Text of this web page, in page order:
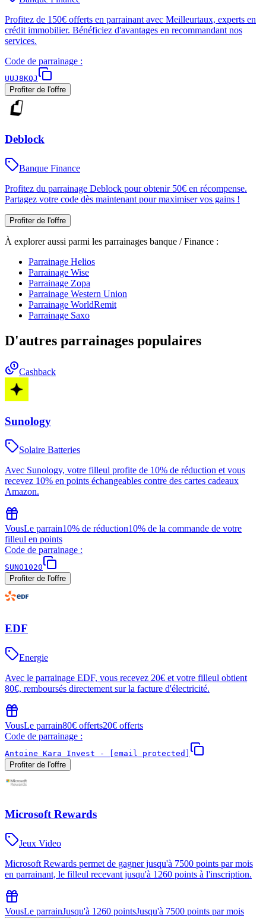
Profitez de 150€ offerts en parrainant avec Meilleurtaux, experts en
crédit immobilier. Bénéficiez d'avantages en recommandant nos
services.
Code de parrainage :
UUJ8KQJ
Profiter de l'offre
Deblock
Banque Finance
Profitez du parrainage Deblock pour obtenir 50€ en récompense.
Partagez votre code dès maintenant pour maximiser vos gains !
Profiter de l'offre
À explorer aussi parmi les parrainages banque / Finance :
Parrainage Helios
Parrainage Wise
Parrainage Zopa
Parrainage Western Union
Parrainage WorldRemit
Parrainage Saxo
D'autres parrainages populaires
Cashback
Sunology
Solaire Batteries
Avec Sunology, votre filleul profite de 10% de réduction et vous
recevez 10% en points échangeables contre des cartes cadeaux
Amazon.
VousLe parrain10% de réduction10% de la commande de votre
filleul en points
Code de parrainage :
SUNO1020
Profiter de l'offre
EDF
Energie
Avec le parrainage EDF, vous recevez 20€ et votre filleul obtient
80€, remboursés directement sur la facture d'électricité.
VousLe parrain80€ offerts20€ offerts
Code de parrainage :
Antoine Kara Invest -
[email protected]
Profiter de l'offre
Microsoft Rewards
Jeux Video
Microsoft Rewards permet de gagner jusqu'à 7500 points par mois
en parrainant, le filleul recevant jusqu'à 1260 points à l'inscription.
VousLe parrainJusqu'à 1260 pointsJusqu'à 7500 points par mois